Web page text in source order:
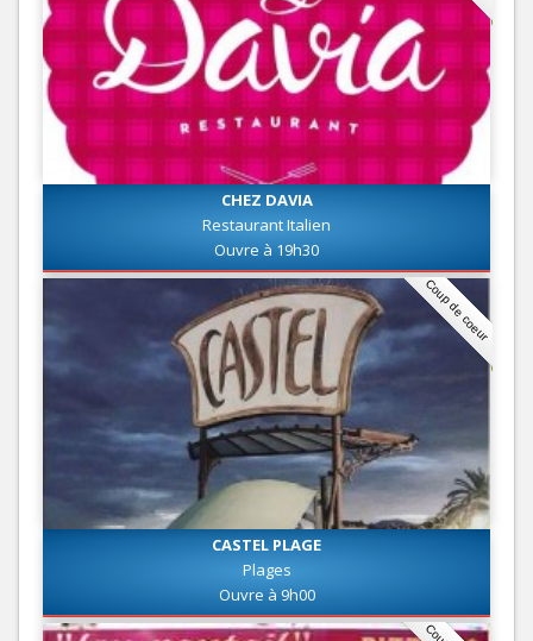
CHEZ DAVIA
Restaurant Italien
Ouvre à 19h30
Coup de coeur
CASTEL PLAGE
Plages
Ouvre à 9h00